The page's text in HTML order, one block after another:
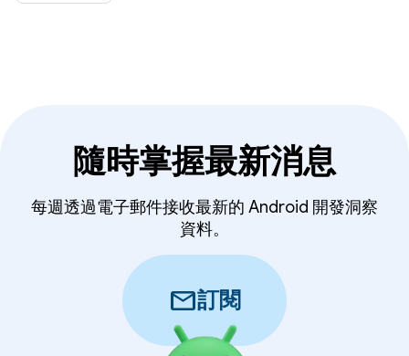
隨時掌握最新消息
每週透過電子郵件接收最新的 Android 開發洞察
資料。
mail訂閱